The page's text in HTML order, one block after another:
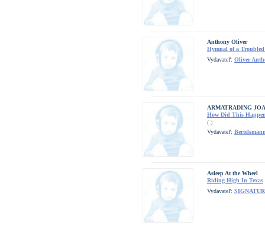
Anthony Oliver
Hymnal of a
Vydavateľ: Oliver
ARMATRADING
How Did This
( )
Vydavateľ:
Asleep At the Wheel
Riding High In Texas
Vydavateľ: